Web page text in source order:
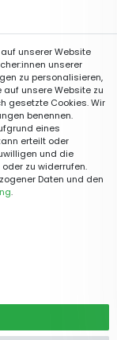
unserer Website
unserer
zu personalisieren,
unsere Website zu
gesetzte Cookies. Wir
benennen.
eines
erteilt oder
und die
zu widerrufen.
Daten und den
.